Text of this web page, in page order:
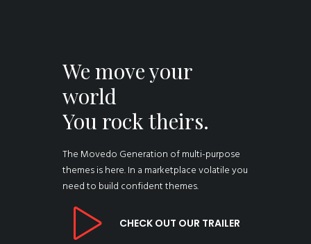
We move your
world
You rock theirs.
The Movedo Generation of multi-purpose
themes is here. In a marketplace volatile you
need to build confident themes.
CHECK OUT OUR TRAILER